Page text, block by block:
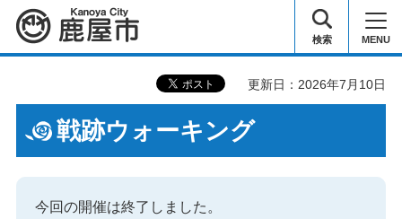
鹿屋市 検索 MENU
更新日：2026年7月10日
戦跡ウォーキング
今回の開催は終了しました。